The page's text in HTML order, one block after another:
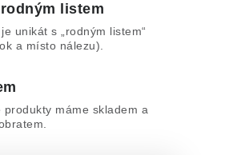
listem
unikát s „rodným listem“
a místo nálezu).
produkty máme skladem a